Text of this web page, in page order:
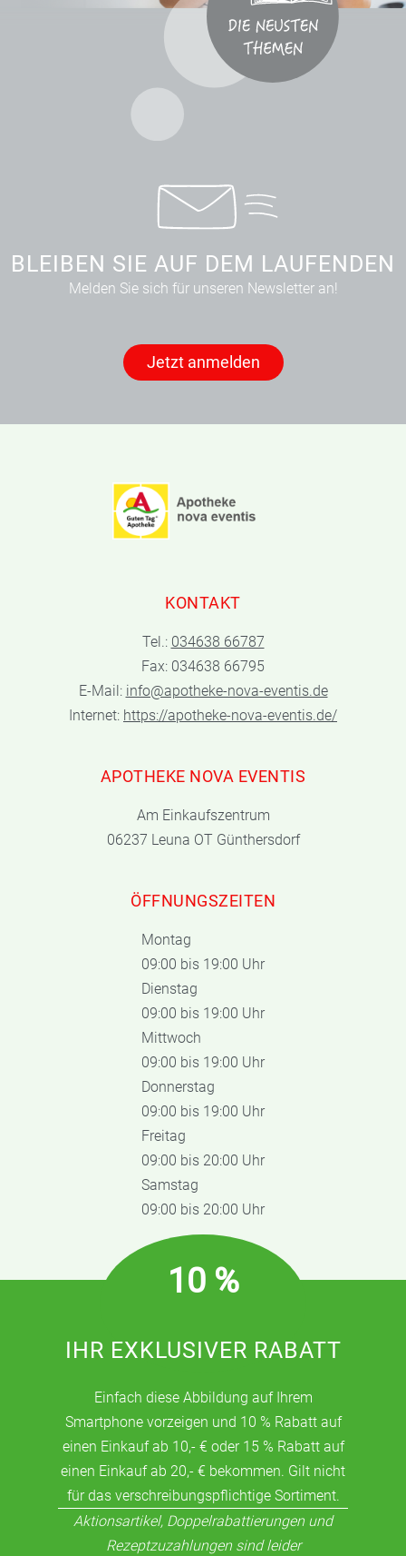
BLEIBEN SIE AUF DEM LAUFENDEN
Melden Sie sich für unseren Newsletter an!
Jetzt anmelden
KONTAKT
Tel.: 034638 66787
Fax: 034638 66795
E-Mail: info@apotheke-nova-eventis.de
Internet: https://apotheke-nova-eventis.de/
APOTHEKE NOVA EVENTIS
Am Einkaufszentrum
06237 Leuna OT Günthersdorf
ÖFFNUNGSZEITEN
Montag
09:00 bis 19:00 Uhr
Dienstag
09:00 bis 19:00 Uhr
Mittwoch
09:00 bis 19:00 Uhr
Donnerstag
09:00 bis 19:00 Uhr
Freitag
09:00 bis 20:00 Uhr
Samstag
09:00 bis 20:00 Uhr
10 %
IHR EXKLUSIVER RABATT
Einfach diese Abbildung auf Ihrem
Smartphone vorzeigen und 10 % Rabatt auf
einen Einkauf ab 10,- € oder 15 % Rabatt auf
einen Einkauf ab 20,- € bekommen. Gilt nicht
für das verschreibungspflichtige Sortiment.
Aktionsartikel, Doppelrabattierungen und
Rezeptzuzahlungen sind leider